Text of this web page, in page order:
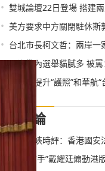
• 雙城論壇22日登場 搭建
• 美方要求中方關閉駐休斯
• 台北市長柯文哲：兩岸一
•民進黨內選舉貓膩多 被
臺通過提升“護照”和華
評論
•總台海峽時評：香港國安
“亂港搞手”戴耀廷煽動